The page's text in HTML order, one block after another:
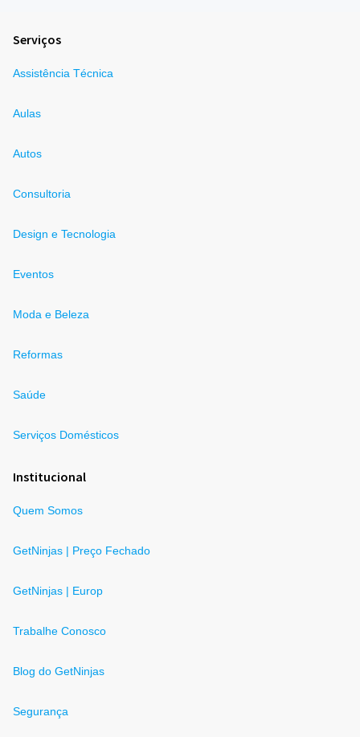
Serviços
Assistência Técnica
Aulas
Autos
Consultoria
Design e Tecnologia
Eventos
Moda e Beleza
Reformas
Saúde
Serviços Domésticos
Institucional
Quem Somos
GetNinjas | Preço Fechado
GetNinjas | Europ
Trabalhe Conosco
Blog do GetNinjas
Segurança